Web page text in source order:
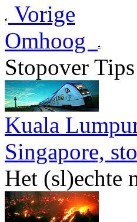
Vorige
Omhoog
Stopover Tips
Kuala
Singapore,
Het (sl)echte